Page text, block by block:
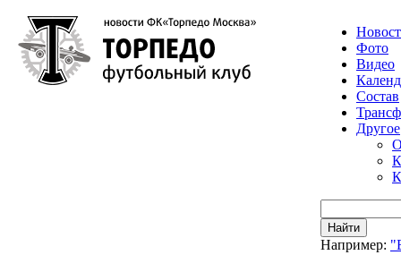
Фото
Видео
Состав
Другое
Найти
Например: